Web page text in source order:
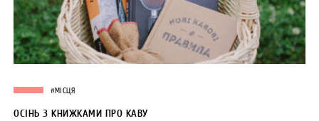
#МІСЦЯ
ОСІНЬ З КНИЖКАМИ ПРО КАВУ